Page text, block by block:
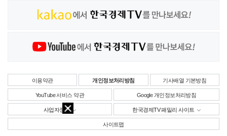
이용약관 개인정보처리방침 기사배열 기본방침
YouTube 서비스 약관 Google 개인정보처리방침
사업자정보 한국경제TV 패밀리 사이트
사이트맵